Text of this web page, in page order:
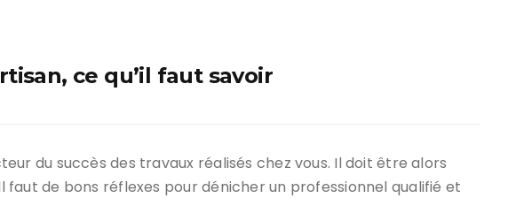
ce qu’il faut savoir
du succès des travaux réalisés chez vous. Il doit être alors
de bons réflexes pour dénicher un professionnel qualifié et